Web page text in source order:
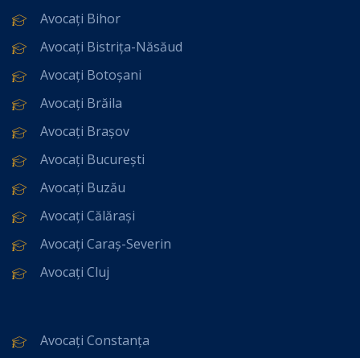
Avocați Bihor
Avocați Bistrița-Năsăud
Avocați Botoșani
Avocați Brăila
Avocați Brașov
Avocați București
Avocați Buzău
Avocați Călărași
Avocați Caraș-Severin
Avocați Cluj
Avocați Constanța